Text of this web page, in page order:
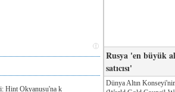
Hint Okyanusu'na k
Rusya 'en büyük
satıcısı'
Dünya Altın